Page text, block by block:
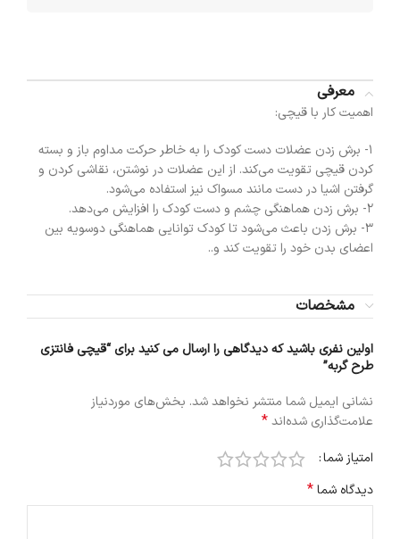
معرفی
اهمیت کار با قیچی:
1- برش زدن عضلات دست کودک را به خاطر حرکت مداوم باز و بسته
کردن قیچی تقویت می‌کند. از این عضلات در نوشتن، نقاشی کردن و
گرفتن اشیا در دست مانند مسواک نیز استفاده می‌شود.
2- برش زدن هماهنگی چشم و دست کودک را افزایش می‌دهد.
3- برش زدن باعث می‌شود تا کودک توانایی هماهنگی دوسویه بین
اعضای بدن خود را تقویت کند و..
مشخصات
اولین نفری باشید که دیدگاهی را ارسال می کنید برای “قیچی فانتزی
طرح گربه”
نشانی ایمیل شما منتشر نخواهد شد. بخش‌های موردنیاز
علامت‌گذاری شده‌اند*
امتیاز شما
دیدگاه شما*